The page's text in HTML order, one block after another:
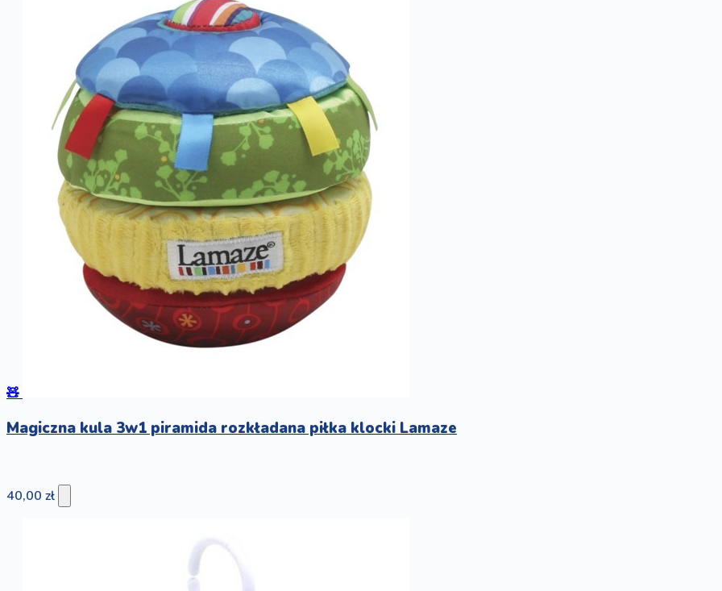
🧸
Magiczna kula 3w1 piramida rozkładana piłka klocki Lamaze
40,00 zł